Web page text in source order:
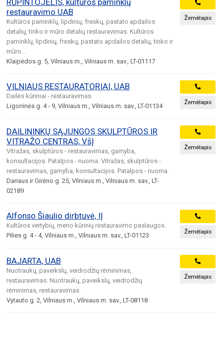
restauravimo UAB
Kultūros paminklų, lipdinių, freskų, pastato apdailos
detalių, tinko ir mūro detalių restauravimas. Kultūros
paminklų, lipdinių, freskų, pastato apdailos detalių, tinko ir
mūro...
Klaipėdos g. 5, Vilniaus m., Vilniaus m. sav., LT-01117
Žemėlapis
VILNIAUS RESTAURATORIAI, UAB
Dailės kūriniai - restauravimas.
Ligoninės g. 4 - 9, Vilniaus m., Vilniaus m. sav., LT-01134
Žemėlapis
DAILININKŲ SĄJUNGOS SKULPTŪROS IR
VITRAŽO CENTRAS, VšĮ
Vitražas, skulptūros - restauravimas, gamyba,
konsultacijos. Patalpos - nuoma. Vitražas, skulptūros -
restauravimas, gamyba, konsultacijos. Patalpos - nuoma.
Dariaus ir Girėno g. 25, Vilniaus m., Vilniaus m. sav., LT-
02189
Žemėlapis
Alfonso Šiaulio dirbtuvė, IĮ
Kultūros vertybių, meno kūrinių restauravimo paslaugos.
Pilies g. 4 - 4, Vilniaus m., Vilniaus m. sav., LT-01123
Žemėlapis
BAJARTA, UAB
Nuotraukų, paveikslų, veidrodžių rėminimas,
restauravimas. Nuotraukų, paveikslų, veidrodžių
rėminimas, restauravimas.
Vytauto g. 2, Vilniaus m., Vilniaus m. sav., LT-08118
Žemėlapis